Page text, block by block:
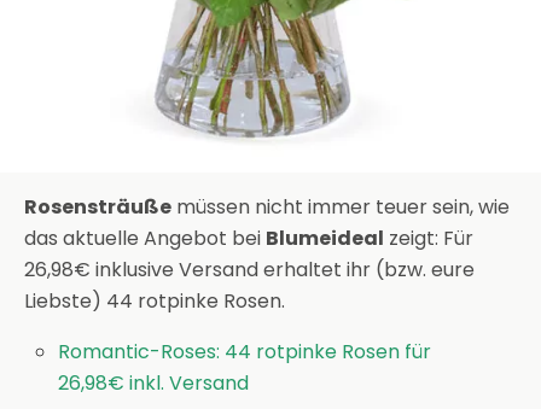
Rosensträuße müssen nicht immer teuer sein, wie
das aktuelle Angebot bei Blumeideal zeigt: Für
26,98€ inklusive Versand erhaltet ihr (bzw. eure
Liebste) 44 rotpinke Rosen.
Romantic-Roses: 44 rotpinke Rosen für
26,98€ inkl. Versand